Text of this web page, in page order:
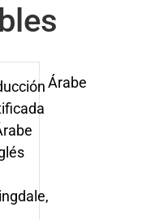
Árabe